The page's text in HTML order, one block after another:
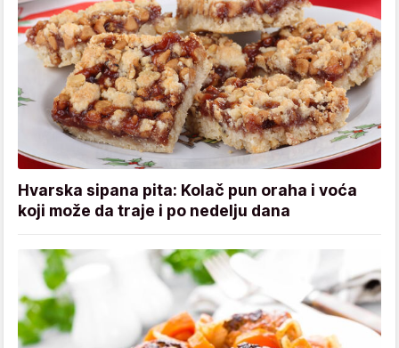
Hvarska sipana pita: Kolač pun oraha i voća
koji može da traje i po nedelju dana